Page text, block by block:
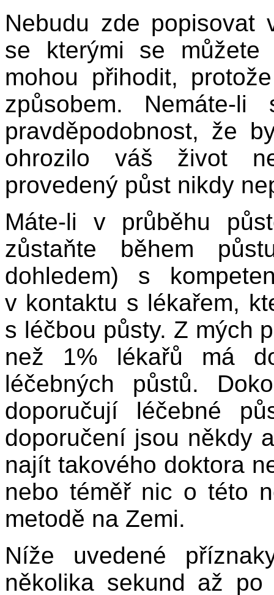
Nebudu zde popisovat
se kterými se můžete
mohou přihodit,
způsobem. Nemáte-
pravděpodobnost, že
ohrozilo váš život
provedený půst nikdy
Máte-li v průběhu
zůstaňte během
dohledem) s
v kontaktu s lékařem,
s léčbou půsty. Z mých
než 1% lékařů má
léčebných půstů.
doporučují léčebné
doporučení jsou někdy
najít takového doktora
nebo téměř nic o této
metodě na Zemi.
Níže uvedené
několika sekund až